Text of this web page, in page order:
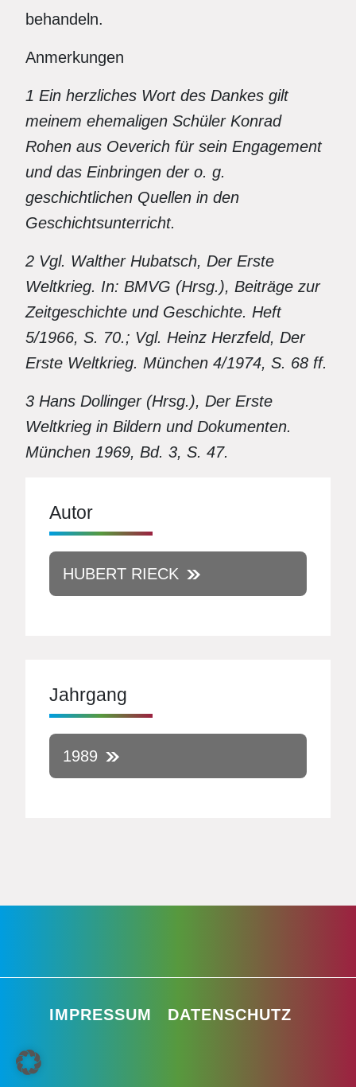
behandeln.
Anmerkungen
1 Ein herzliches Wort des Dankes gilt
meinem ehemaligen Schüler Konrad
Rohen aus Oeverich für sein Engagement
und das Einbringen der o. g.
geschichtlichen Quellen in den
Geschichtsunterricht.
2 Vgl. Walther Hubatsch, Der Erste
Weltkrieg. In: BMVG (Hrsg.), Beiträge zur
Zeitgeschichte und Geschichte. Heft
5/1966, S. 70.; Vgl. Heinz Herzfeld, Der
Erste Weltkrieg. München 4/1974, S. 68 ff.
3 Hans Dollinger (Hrsg.), Der Erste
Weltkrieg in Bildern und Dokumenten.
München 1969, Bd. 3, S. 47.
Autor
HUBERT RIECK
Jahrgang
1989
IMPRESSUM DATENSCHUTZ